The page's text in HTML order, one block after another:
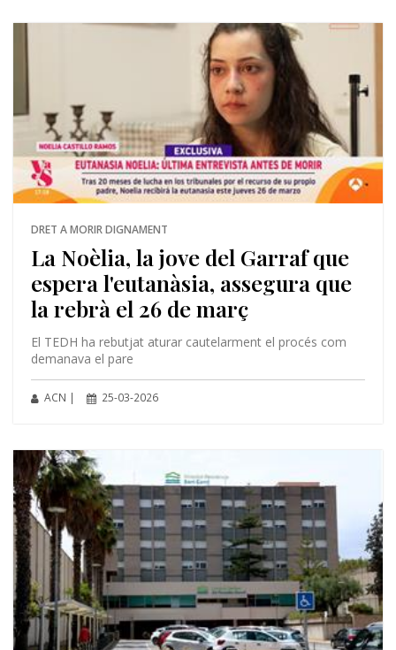
DRET A MORIR DIGNAMENT
La Noèlia, la jove del Garraf que
espera l'eutanàsia, assegura que
la rebrà el 26 de març
El TEDH ha rebutjat aturar cautelarment el procés com
demanava el pare
ACN | 25-03-2026